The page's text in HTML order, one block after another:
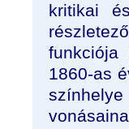
kritikai
funkciója
1860-as